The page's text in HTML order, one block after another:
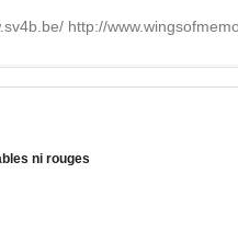
http://
ni rouges